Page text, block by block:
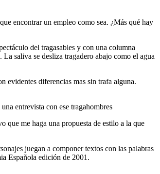
encontrar un empleo como sea. ¿Más qué hay
del tragasables y con una columna
saliva se desliza tragadero abajo como el agua
evidentes diferencias mas sin trafa alguna.
entrevista con ese tragahombres
que me haga una propuesta de estilo a la que
juegan a componer textos con las palabras
Española edición de 2001.